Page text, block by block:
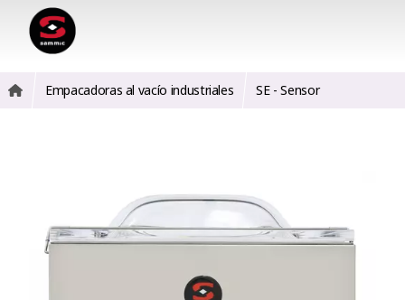
Empacadoras al vacío industriales SE - Sensor